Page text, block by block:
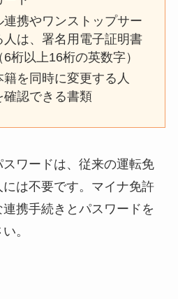
連携やワンストップサー
人は、署名用電子証明書
桁以上16桁の英数字）
を同時に変更する人
確認できる書類
ワードは、従来の運転免
は不要です。マイナ免許
携手続きとパスワードを
。